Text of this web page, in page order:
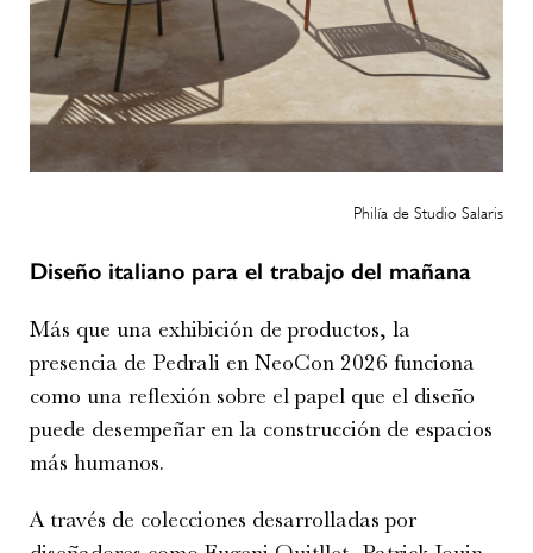
Philía de Studio Salaris
Diseño italiano para el trabajo del mañana
Más que una exhibición de productos, la
presencia de Pedrali en NeoCon 2026 funciona
como una reflexión sobre el papel que el diseño
puede desempeñar en la construcción de espacios
más humanos.
A través de colecciones desarrolladas por